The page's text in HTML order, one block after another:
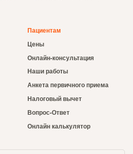
Пациентам
Цены
Онлайн-консультация
Наши работы
Анкета первичного приема
Налоговый вычет
Вопрос-Ответ
Онлайн калькулятор